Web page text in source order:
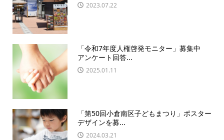
2023.07.22
「令和7年度人権啓発モニター」募集中
アンケート回答...
2025.01.11
「第50回小倉南区子どもまつり」ポスター
デザインを募...
2024.03.21